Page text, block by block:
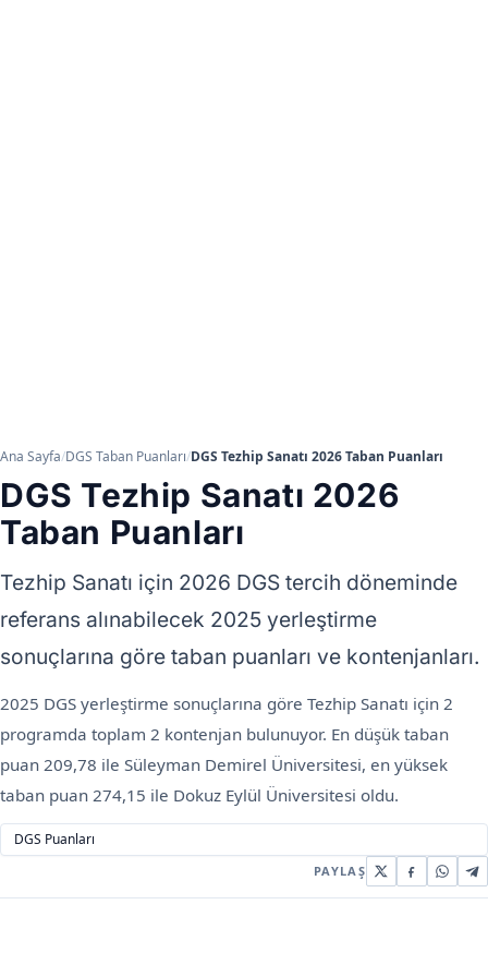
Ana Sayfa/DGS Taban Puanları/DGS Tezhip Sanatı 2026 Taban Puanları
DGS Tezhip Sanatı 2026
Taban Puanları
Tezhip Sanatı için 2026 DGS tercih döneminde
referans alınabilecek 2025 yerleştirme
sonuçlarına göre taban puanları ve kontenjanları.
2025 DGS yerleştirme sonuçlarına göre Tezhip Sanatı için 2
programda toplam 2 kontenjan bulunuyor. En düşük taban
puan 209,78 ile Süleyman Demirel Üniversitesi, en yüksek
taban puan 274,15 ile Dokuz Eylül Üniversitesi oldu.
DGS Puanları
PAYLAŞ